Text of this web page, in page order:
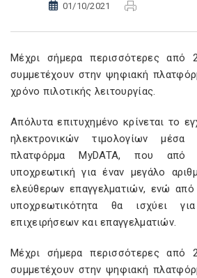
01/10/2021
Μέχρι σήμερα περισσότερες από
συμμετέχουν στην ψηφιακή
χρόνο πιλοτικής λειτουργίας.
Απόλυτα επιτυχημένο κρίνεται το
ηλεκτρονικών τιμολογίων
πλατφόρμα MyDATA, που από
υποχρεωτική για έναν μεγάλο
ελεύθερων επαγγελματιών, ενώ
υποχρεωτικότητα θα ισχύει
επιχειρήσεων και επαγγελματιών.
Μέχρι σήμερα περισσότερες από
συμμετέχουν στην ψηφιακή